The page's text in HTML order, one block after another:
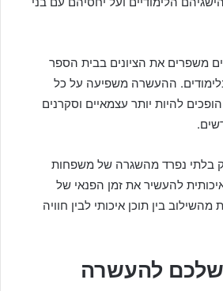
משפרים את הציונים בבית הספר
בלימודים. ההעשרה משפיעה על כל
להיות יותר עצמאיים וסקרנים
בלתי נפרד מהשגרה של משפחות
להעשיר את זמן הפנאי של
בין תוכן איכותי לבין חוויה
להעשרה